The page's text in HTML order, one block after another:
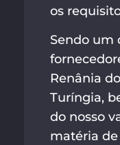
os
Sendo um
Renânia
Turíngia,
do nosso
matéria